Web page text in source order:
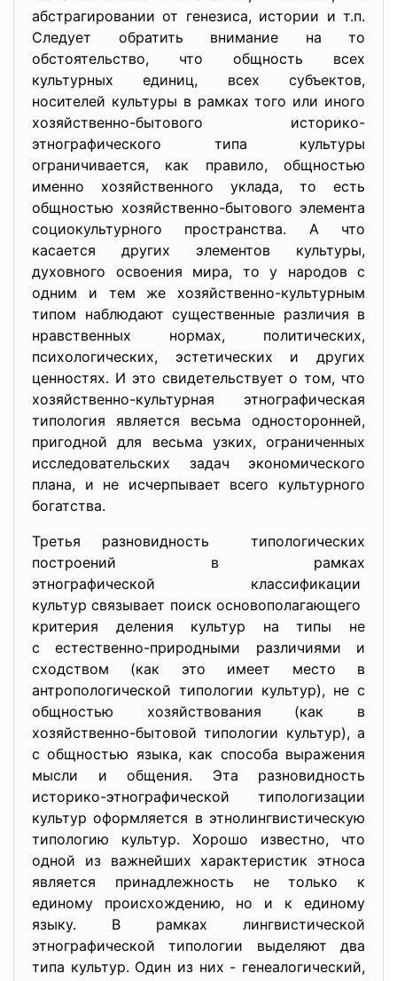
абстрагировании от генезиса, истории и т.п.
Следует обратить внимание на то
обстоятельство, что общность всех
культурных единиц, всех субъектов,
носителей культуры в рамках того или иного
хозяйственно-бытового историко-
этнографического типа культуры
ограничивается, как правило, общностью
именно хозяйственного уклада, то есть
общностью хозяйственно-бытового элемента
социокультурного пространства. А что
касается других элементов культуры,
духовного освоения мира, то у народов с
одним и тем же хозяйственно-культурным
типом наблюдают существенные различия в
нравственных нормах, политических,
психологических, эстетических и других
ценностях. И это свидетельствует о том, что
хозяйственно-культурная этнографическая
типология является весьма односторонней,
пригодной для весьма узких, ограниченных
исследовательских задач экономического
плана, и не исчерпывает всего культурного
богатства.
Третья разновидность типологических
построений в рамках
этнографической классификации
культур связывает поиск основополагающего
критерия деления культур на типы не
с естественно-природными различиями и
сходством (как это имеет место в
антропологической типологии культур), не с
общностью хозяйствования (как в
хозяйственно-бытовой типологии культур), а
с общностью языка, как способа выражения
мысли и общения. Эта разновидность
историко-этнографической типологизации
культур оформляется в этнолингвистическую
типологию культур. Хорошо известно, что
одной из важнейших характеристик этноса
является принадлежность не только к
единому происхождению, но и к единому
языку. В рамках лингвистической
этнографической типологии выделяют два
типа культур. Один из них - генеалогический,